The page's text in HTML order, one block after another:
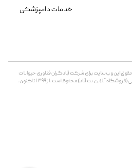
اين وب‌سايت برای شرکت آبادگران فناوری حیوانات
آنلاین پت آباد) محفوظ است. از ۱۳۹۹ تا کنون.
خدمات دامپزشکی